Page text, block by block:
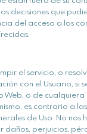
decisiones que
del acceso a los
el servicio, o
con el Usuario, si
Web, o de cualquiera
es contrario a
de Uso. No nos
daños, perjuicios,